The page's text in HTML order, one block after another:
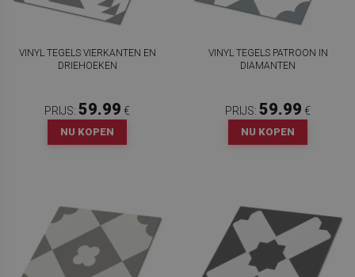
VINYL TEGELS VIERKANTEN EN
DRIEHOEKEN
PRIJS: 59.99 €
NU KOPEN
VINYL TEGELS PATROON IN
DIAMANTEN
PRIJS: 59.99 €
NU KOPEN